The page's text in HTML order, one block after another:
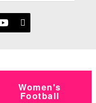
Women's
Football